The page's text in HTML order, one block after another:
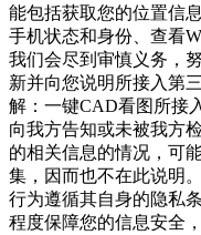
能包括获取您的位置信
手机状态和身份、查看
我们会尽到审慎义务，
新并向您说明所接入第
解： 一键CAD看图 所接
向我方告知或未被我方
的相关信息的情况，可
集，因而也不在此说明
行为遵循其自身的隐私
程度保障您的信息安全